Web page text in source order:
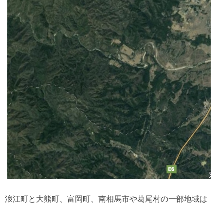
浪江町と大熊町、富岡町、南相馬市や葛尾村の一部地域は